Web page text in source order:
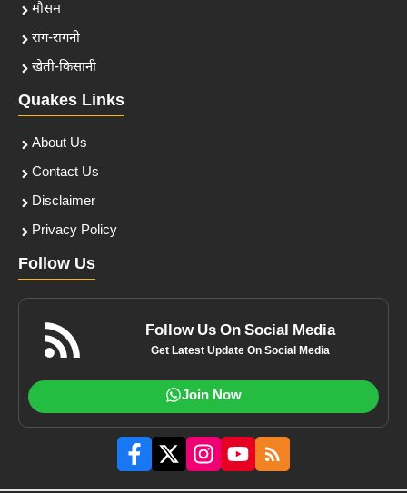
मौसम
राग-रागनी
खेती-किसानी
Quakes Links
About Us
Contact Us
Disclaimer
Privacy Policy
Follow Us
Follow Us On Social Media
Get Latest Update On Social Media
Join Now